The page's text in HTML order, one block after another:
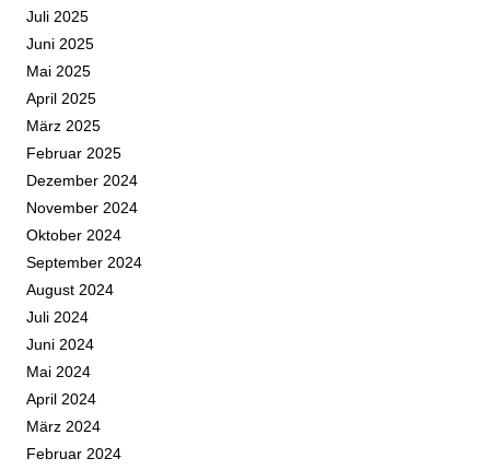
Juli 2025
Juni 2025
Mai 2025
April 2025
März 2025
Februar 2025
Dezember 2024
November 2024
Oktober 2024
September 2024
August 2024
Juli 2024
Juni 2024
Mai 2024
April 2024
März 2024
Februar 2024